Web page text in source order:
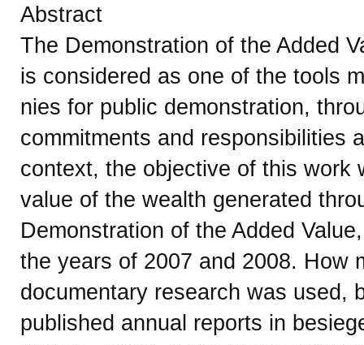
Abstract
The Demonstration of the Added
is considered as one of the tools
nies for public demonstration,
commitments and responsibilities
context, the objective of this work
value of the wealth generated
Demonstration of the Added
the years of 2007 and 2008. How
documentary research was used,
published annual reports in